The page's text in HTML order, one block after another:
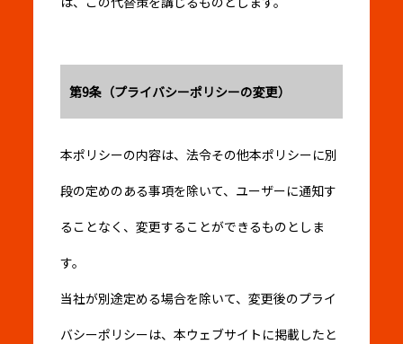
第9条（プライバシーポリシーの変更）
本ポリシーの内容は、法令その他本ポリシーに別
段の定めのある事項を除いて、ユーザーに通知す
ることなく、変更することができるものとしま
す。
当社が別途定める場合を除いて、変更後のプライ
バシーポリシーは、本ウェブサイトに掲載したと